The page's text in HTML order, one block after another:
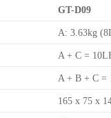
GT-D09
A: 3.63kg
A + C =
A + B + C =
165 x 75 x